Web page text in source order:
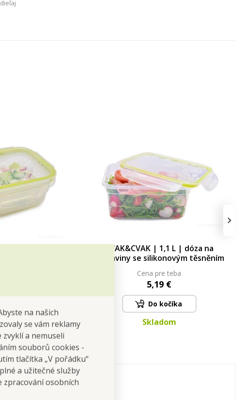
na našich
se vám reklamy
zvyklí a nemuseli
souborů cookies -
tlačítka „V pořádku“
a užitečné služby
zpracování osobních
těsněním
CVAK&CVAK | 1,1 L | dóza na
potraviny se silikonovým těsněním
Cena pre teba
5,19 €
Do kočíka
Skladom
›